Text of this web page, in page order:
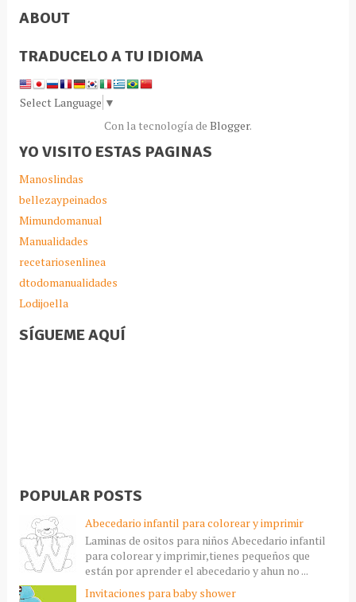
ABOUT
TRADUCELO A TU IDIOMA
Select Language ▼
Con la tecnología de Blogger.
YO VISITO ESTAS PAGINAS
Manoslindas
bellezaypeinados
Mimundomanual
Manualidades
recetariosenlinea
dtodomanualidades
Lodijoella
SÍGUEME AQUÍ
POPULAR POSTS
Abecedario infantil para colorear y imprimir
Laminas de ositos para niños Abecedario infantil
para colorear y imprimir,tienes pequeños que
están por aprender el abecedario y ahun no ...
Invitaciones para baby shower